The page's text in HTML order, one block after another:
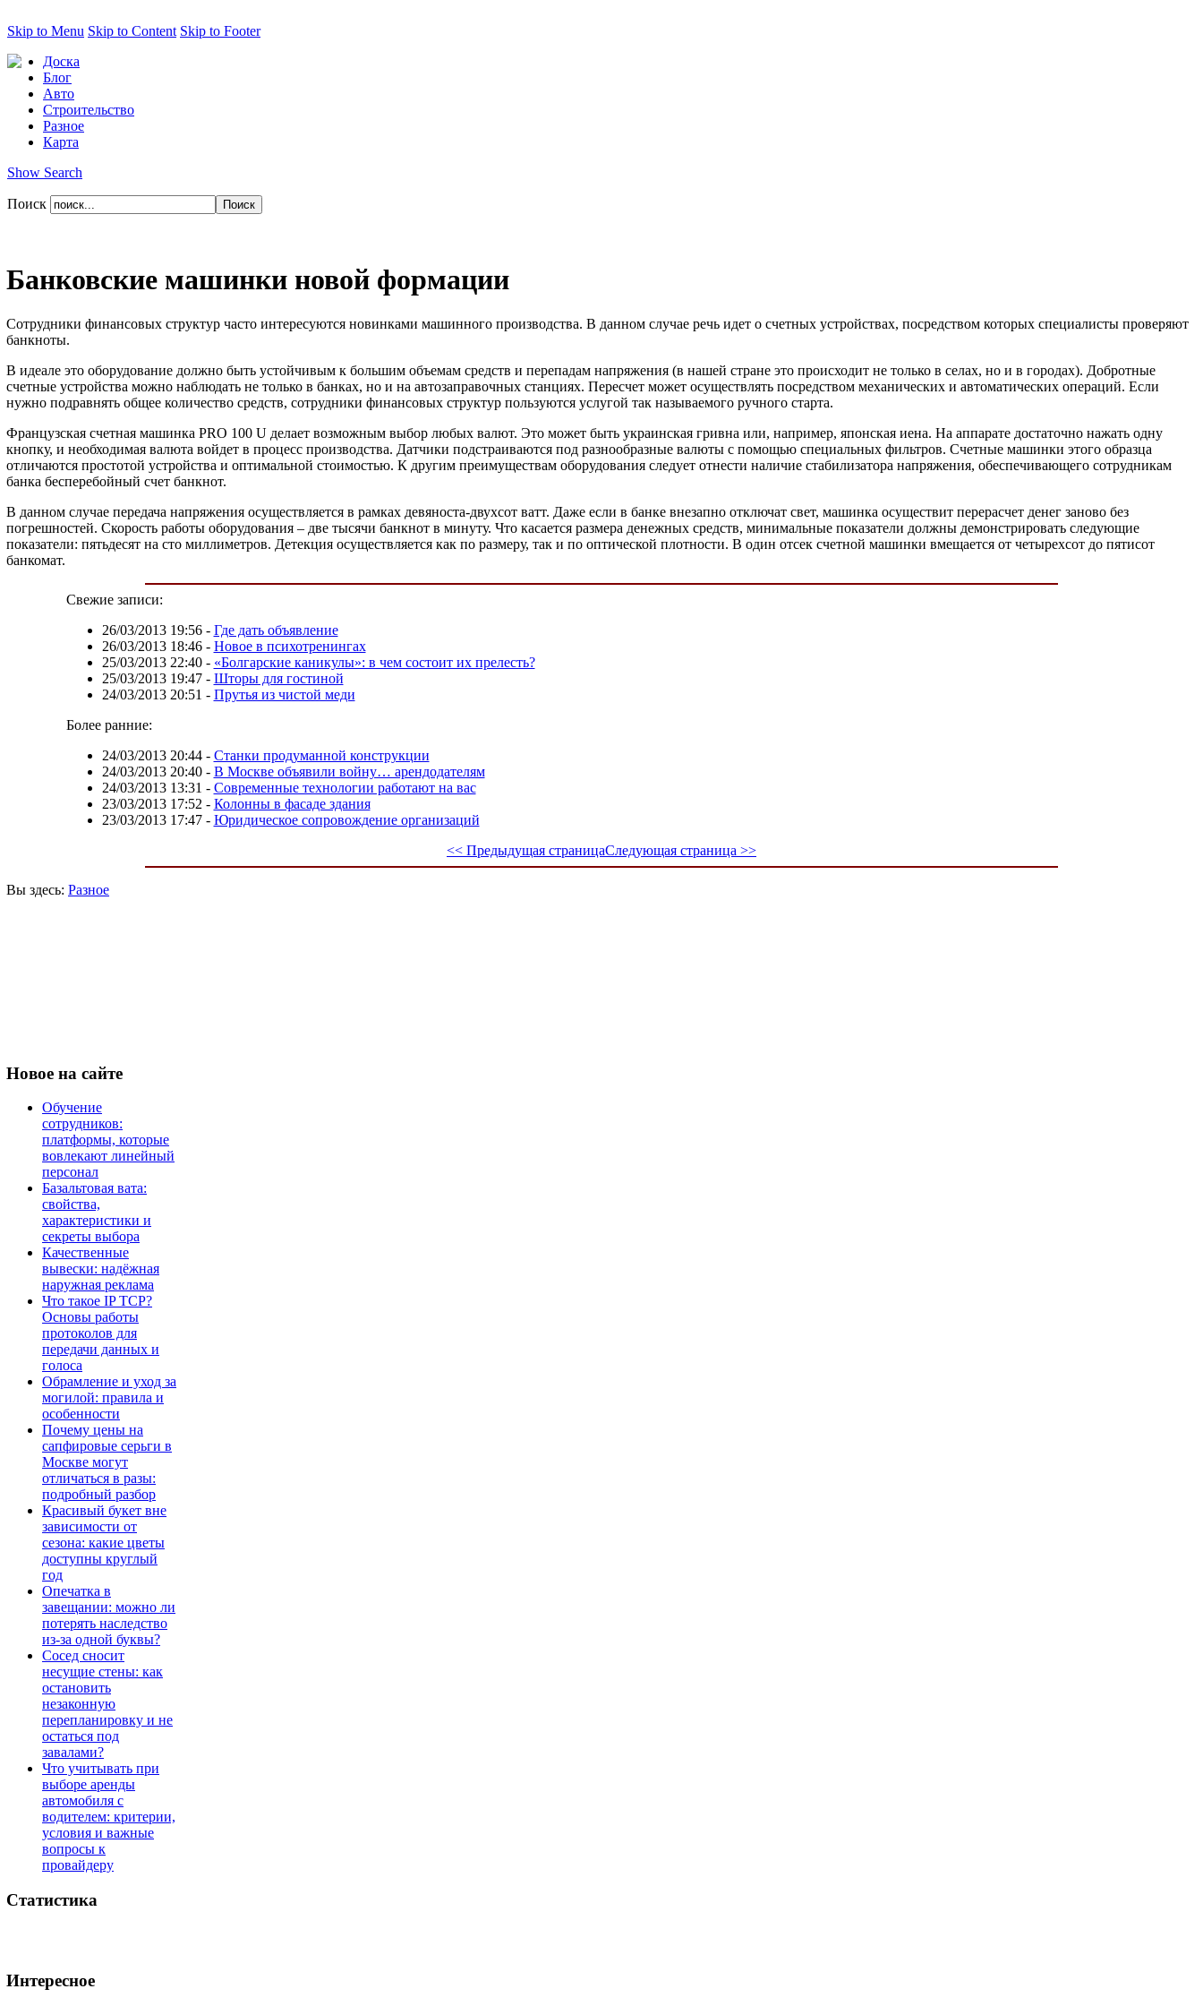
Skip to Menu Skip to Content Skip to Footer
Доска
Блог
Авто
Строительство
Разное
Карта
Show Search
Поиск
Банковские машинки новой формации
Сотрудники финансовых структур часто интересуются новинками машинного производства. В данном случае речь идет о счетных устройствах, посредством которых специалисты проверяют
банкноты.
В идеале это оборудование должно быть устойчивым к большим объемам средств и перепадам напряжения (в нашей стране это происходит не только в селах, но и в городах). Добротные
счетные устройства можно наблюдать не только в банках, но и на автозаправочных станциях. Пересчет может осуществлять посредством механических и автоматических операций. Если
нужно подравнять общее количество средств, сотрудники финансовых структур пользуются услугой так называемого ручного старта.
Французская счетная машинка PRO 100 U делает возможным выбор любых валют. Это может быть украинская гривна или, например, японская иена. На аппарате достаточно нажать одну
кнопку, и необходимая валюта войдет в процесс производства. Датчики подстраиваются под разнообразные валюты с помощью специальных фильтров. Счетные машинки этого образца
отличаются простотой устройства и оптимальной стоимостью. К другим преимуществам оборудования следует отнести наличие стабилизатора напряжения, обеспечивающего сотрудникам
банка бесперебойный счет банкнот.
В данном случае передача напряжения осуществляется в рамках девяноста-двухсот ватт. Даже если в банке внезапно отключат свет, машинка осуществит перерасчет денег заново без
погрешностей. Скорость работы оборудования – две тысячи банкнот в минуту. Что касается размера денежных средств, минимальные показатели должны демонстрировать следующие
показатели: пятьдесят на сто миллиметров. Детекция осуществляется как по размеру, так и по оптической плотности. В один отсек счетной машинки вмещается от четырехсот до пятисот
банкомат.
Свежие записи:
26/03/2013 19:56- Где дать объявление
26/03/2013 18:46- Новое в психотренингах
25/03/2013 22:40- «Болгарские каникулы»: в чем состоит их прелесть?
25/03/2013 19:47- Шторы для гостиной
24/03/2013 20:51 - Прутья из чистой меди
Более ранние:
24/03/2013 20:44- Станки продуманной конструкции
24/03/2013 20:40- В Москве объявили войну… арендодателям
24/03/2013 13:31 - Современные технологии работают на вас
23/03/2013 17:52 - Колонны в фасаде здания
23/03/2013 17:47- Юридическое сопровождение организаций
<< Предыдущая страницаСледующая страница >>
Вы здесь: Разное
Новое на сайте
Обучение
сотрудников:
платформы, которые
вовлекают линейный
персонал
Базальтовая вата:
свойства,
характеристики и
секреты выбора
Качественные
вывески: надёжная
наружная реклама
Что такое IP TCP?
Основы работы
протоколов для
передачи данных и
голоса
Обрамление и уход за
могилой: правила и
особенности
Почему цены на
сапфировые серьги в
Москве могут
отличаться в разы:
подробный разбор
Красивый букет вне
зависимости от
сезона: какие цветы
доступны круглый
год
Опечатка в
завещании: можно ли
потерять наследство
из-за одной буквы?
Сосед сносит
несущие стены: как
остановить
незаконную
перепланировку и не
остаться под
завалами?
Что учитывать при
выборе аренды
автомобиля с
водителем: критерии,
условия и важные
вопросы к
провайдеру
Статистика
Интересное